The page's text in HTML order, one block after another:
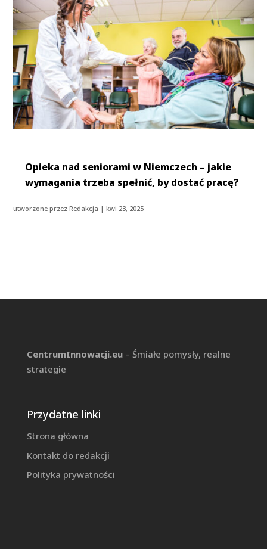
Opieka nad seniorami w Niemczech – jakie
wymagania trzeba spełnić, by dostać pracę?
utworzone przezRedakcja |kwi 23, 2025
CentrumInnowacji.eu– Śmiałe pomysły, realne
strategie
Przydatne linki
Strona główna
Kontakt do redakcji
Polityka prywatności